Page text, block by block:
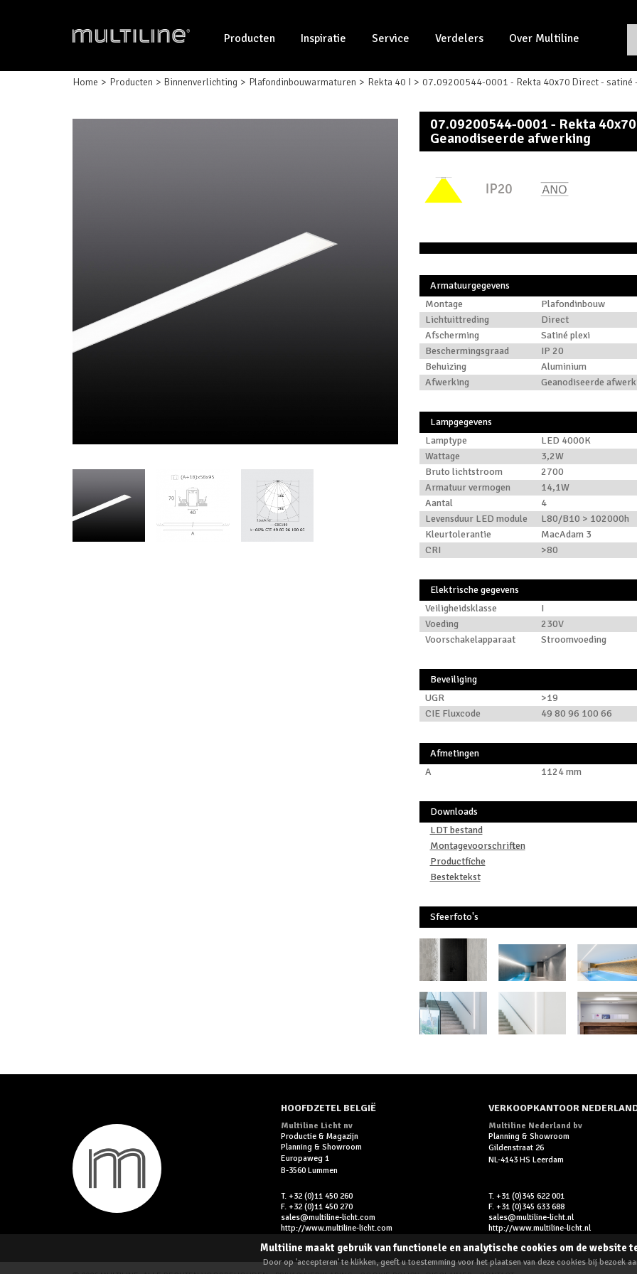
Producten Inspiratie Service Verdelers Over Multiline
Home Producten Binnenverlichting Plafondinbouwarmaturen Rekta 40 I 07.09200544-0001 - Rekta 40x70 Direct - satiné
07.09200544-0001 - Rekta
Geanodiseerde afwerking
Armatuurgegevens
Montage
Plafondinbouw
Lichtuittreding
Direct
Afscherming
Satiné plexi
Beschermingsgraad
IP 20
Behuizing
Aluminium
Afwerking
Geanodiseerde
Lampgegevens
Lamptype
LED 4000K
Wattage
3,2W
Bruto lichtstroom
2700
Armatuur vermogen
14,1W
Aantal
4
Levensduur LED module
L80/B10 > 102000h
Kleurtolerantie
MacAdam 3
CRI
>80
Elektrische gegevens
Veiligheidsklasse
I
Voeding
230V
Voorschakelapparaat
Stroomvoeding
Beveiliging
UGR
>19
CIE Fluxcode
49 80 96 100 66
Afmetingen
A
1124 mm
Downloads
LDT bestand
Montagevoorschriften
Productfiche
Bestektekst
Sfeerfoto's
HOOFDZETEL BELGIË
Multiline Licht nv
Productie & Magazijn
Planning & Showroom
Europaweg 1
B-3560 Lummen
T. +32 (0)11 450 260
F. +32 (0)11 450 270
sales@multiline-licht.com
http://www.multiline-licht.com
VERKOOPKANTOOR
Multiline Nederland bv
Planning & Showroom
Gildenstraat 26
NL-4143 HS Leerdam
T. +31 (0)345 622 001
F. +31 (0)345 633 688
sales@multiline-licht.nl
http://www.multiline-licht.nl
Multiline maakt gebruik van functionele en analytische cookies om de website
Door op 'accepteren' te klikken, geeft u toestemming voor het plaatsen van deze cookies bij bezoek